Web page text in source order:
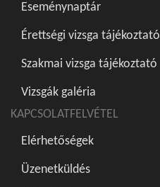
Eseménynaptár
Érettségi vizsga tájékoztató
Szakmai vizsga tájékoztató
Vizsgák galéria
KAPCSOLATFELVÉTEL
Elérhetőségek
Üzenetküldés